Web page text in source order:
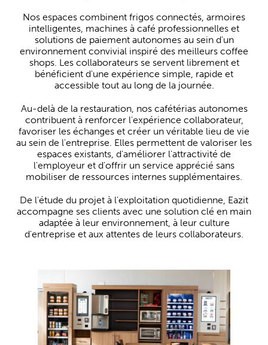
Nos espaces combinent frigos connectés, armoires
intelligentes, machines à café professionnelles et
solutions de paiement autonomes au sein d'un
environnement convivial inspiré des meilleurs coffee
shops. Les collaborateurs se servent librement et
bénéficient d'une expérience simple, rapide et
accessible tout au long de la journée.
Au-delà de la restauration, nos cafétérias autonomes
contribuent à renforcer l'expérience collaborateur,
favoriser les échanges et créer un véritable lieu de vie
au sein de l'entreprise. Elles permettent de valoriser les
espaces existants, d'améliorer l'attractivité de
l'employeur et d'offrir un service apprécié sans
mobiliser de ressources internes supplémentaires.
De l'étude du projet à l'exploitation quotidienne, Eazit
accompagne ses clients avec une solution clé en main
adaptée à leur environnement, à leur culture
d'entreprise et aux attentes de leurs collaborateurs.